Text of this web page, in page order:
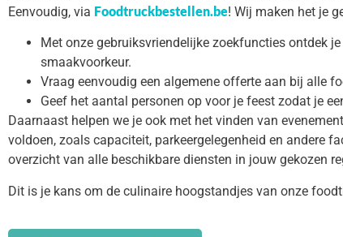
Eenvoudig, via Foodtruckbestellen.be! Wij maken het je
Met onze gebruiksvriendelijke zoekfuncties ontdek
smaakvoorkeur.
Vraag eenvoudig een algemene offerte aan bij alle
Geef het aantal personen op voor je feest zodat je
Daarnaast helpen we je ook met het vinden van
voldoen, zoals capaciteit, parkeergelegenheid en andere
overzicht van alle beschikbare diensten in jouw gekozen
Dit is je kans om de culinaire hoogstandjes van onze